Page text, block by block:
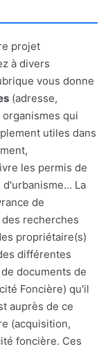
projet
à divers
vous donne
(adresse,
qui
utiles dans
les permis de
La
de
recherches
propriétaire(s)
différentes
documents de
Foncière) qu'il
auprès de ce
(acquisition,
foncière. Ces